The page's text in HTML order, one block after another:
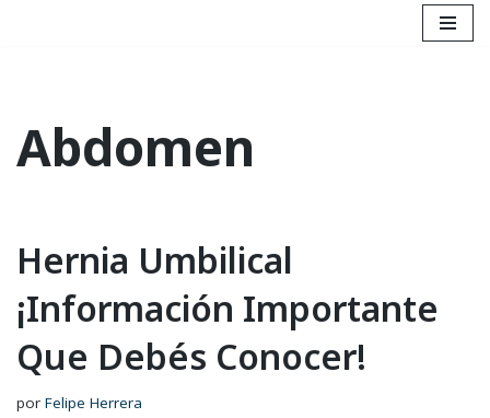
Abdomen
Hernia Umbilical
¡Información Importante
Que Debés Conocer!
por Felipe Herrera